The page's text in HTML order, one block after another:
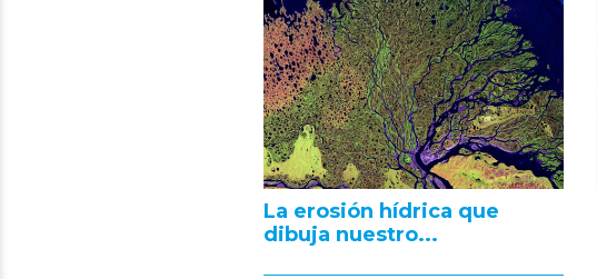
La erosión hídrica que
dibuja nuestro...